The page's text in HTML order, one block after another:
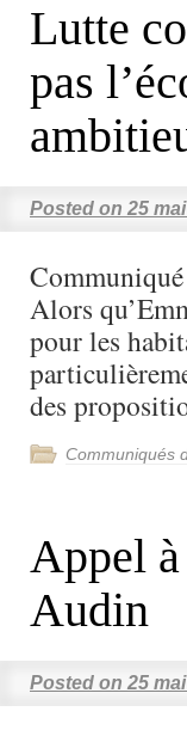
Lutte
pas
Posted on 25
Alors
pour les
des
Communiqués
Appel
Audin
Posted on 25